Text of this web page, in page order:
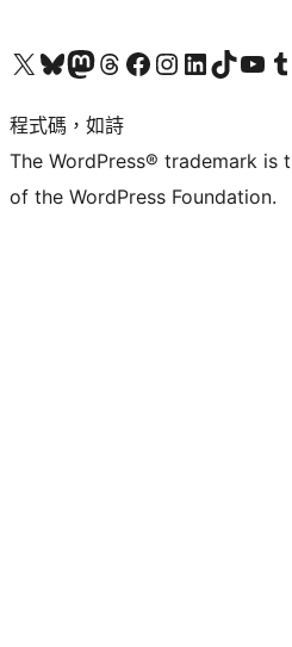
查看我們的 X (之前的 Twitter) 帳號造訪我們的 Bluesky 帳號造訪我們的 Mastodon 帳號造訪我們的 Threads 帳號 造訪我們的 Facebook 粉絲專頁Visit our Instagram account
Visit our LinkedIn account
造訪我們的 TikTok 帳號Visit our 造訪我們的 Tumblr 帳號
程式碼，如詩
The WordPress® trademark
of the WordPress Foundation.